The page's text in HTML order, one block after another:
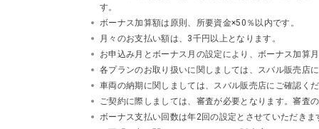
す。
ボーナス加算額は原則、所要資金×50％以内です。
月々のお支払い額は、3千円以上となります。
お申込み月とボーナス月の設定により、ボーナス加算
各プランのお取り扱いに関しましては、スバル販売店
車両の納期に関しましては、スバル販売店にご確認く
ご契約に際しましては、審査が必要となります。審査
ボーナス支払い回数は年2回の設定とさせていただきま